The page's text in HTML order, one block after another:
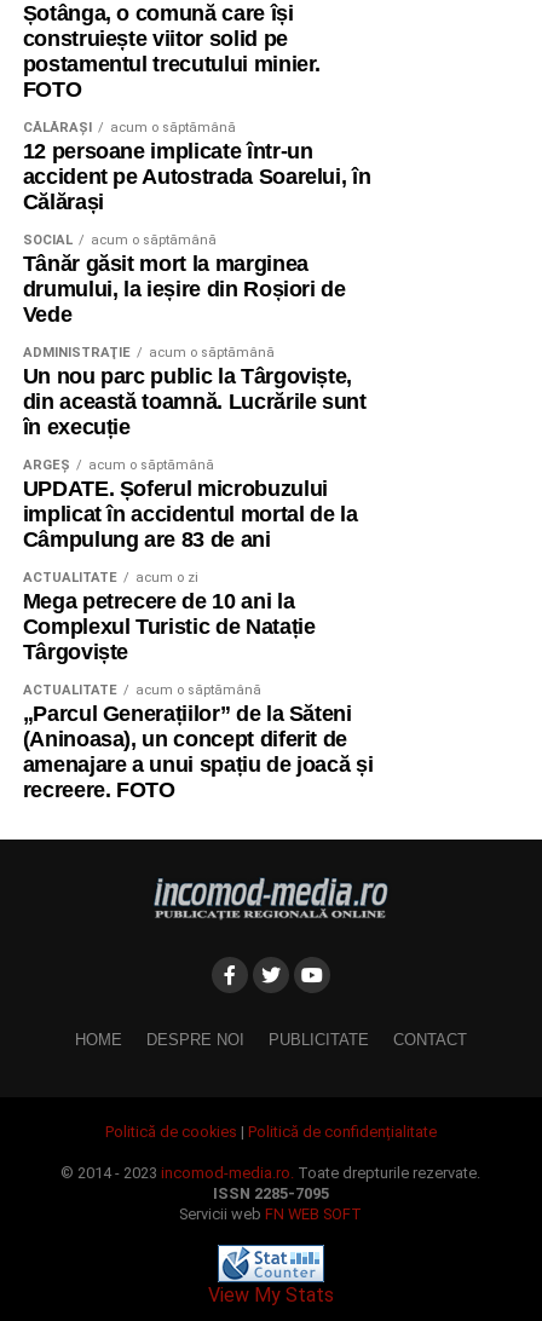
Șotânga, o comună care își
construiește viitor solid pe
postamentul trecutului minier.
FOTO
CĂLĂRAŞI acum o săptămână
12 persoane implicate într-un
accident pe Autostrada Soarelui, în
Călărași
SOCIAL acum o săptămână
Tânăr găsit mort la marginea
drumului, la ieșire din Roșiori de
Vede
ADMINISTRAŢIE acum o săptămână
Un nou parc public la Târgoviște,
din această toamnă. Lucrările sunt
în execuție
ARGEȘ acum o săptămână
UPDATE. Șoferul microbuzului
implicat în accidentul mortal de la
Câmpulung are 83 de ani
ACTUALITATE acum o zi
Mega petrecere de 10 ani la
Complexul Turistic de Natație
Târgoviște
ACTUALITATE acum o săptămână
„Parcul Generațiilor” de la Săteni
(Aninoasa), un concept diferit de
amenajare a unui spațiu de joacă și
recreere. FOTO
HOME DESPRE NOI PUBLICITATE CONTACT
Politică de cookies | Politică de confidențialitate
© 2014 - 2023incomod-media.ro. Toate drepturile rezervate.
ISSN 2285-7095
Servicii webFN WEB SOFT
View My Stats